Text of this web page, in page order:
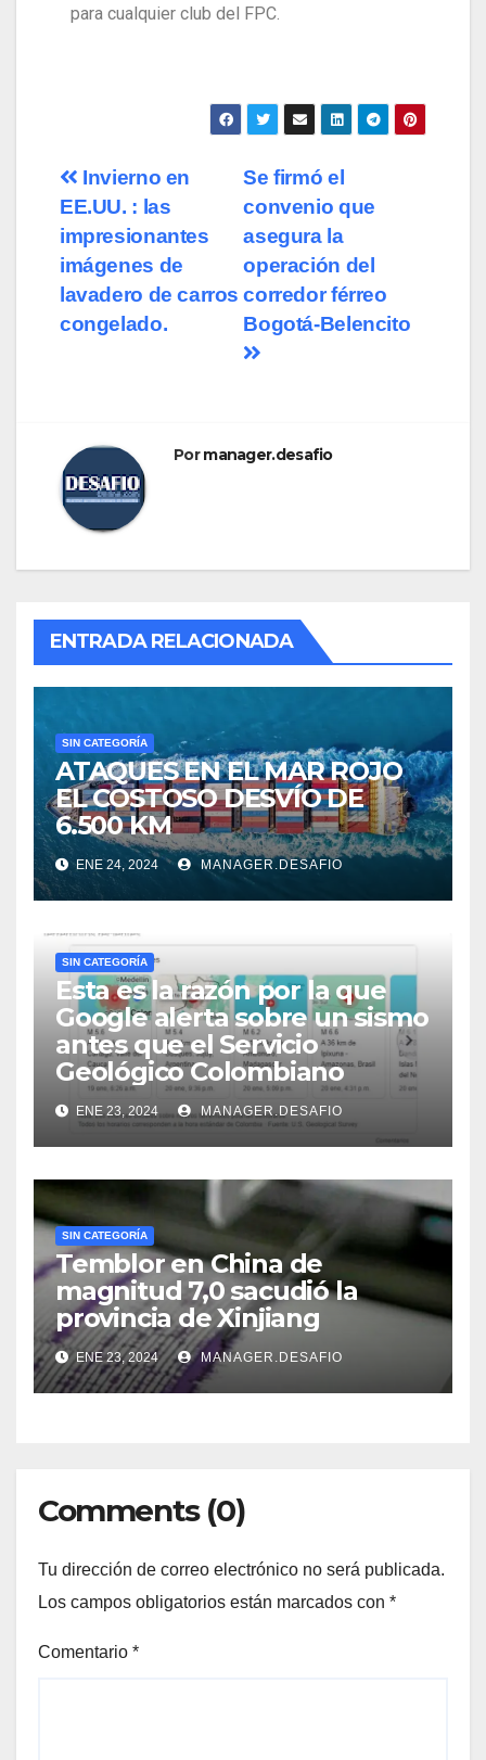
para cualquier club del FPC.
Se firmó el
convenio que
asegura la
operación del
corredor férreo
Bogotá-Belencito
Invierno en
EE.UU. : las
impresionantes
imágenes de
lavadero de carros
congelado.
Pormanager.desafio
ENTRADA RELACIONADA
SIN CATEGORÍA
ATAQUES EN EL MAR ROJO
EL COSTOSO DESVÍO DE
6.500 KM
ENE 24, 2024 MANAGER.DESAFIO
SIN CATEGORÍA
Esta es la razón por la que
Google alerta sobre un sismo
antes que el Servicio
Geológico Colombiano
ENE 23, 2024 MANAGER.DESAFIO
SIN CATEGORÍA
Temblor en China de
magnitud 7,0 sacudió la
provincia de Xinjiang
ENE 23, 2024 MANAGER.DESAFIO
Comments (0)
Tu dirección de correo electrónico no será publicada.
Los campos obligatorios están marcados con *
Comentario *